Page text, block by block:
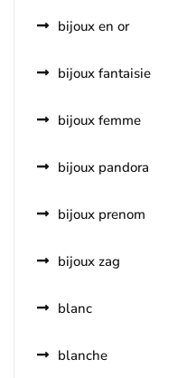
bijoux en or
bijoux fantaisie
bijoux femme
bijoux pandora
bijoux prenom
bijoux zag
blanc
blanche